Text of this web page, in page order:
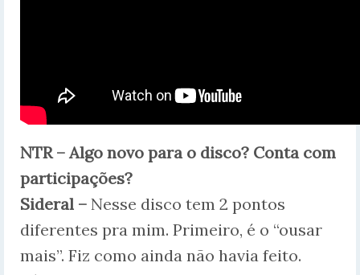
NTR – Algo novo para o disco? Conta com
participações?
Sideral – Nesse disco tem 2 pontos
diferentes pra mim. Primeiro, é o “ousar
mais”. Fiz como ainda não havia feito.